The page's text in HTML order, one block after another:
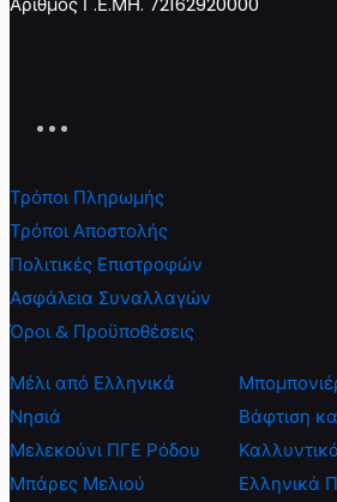
Τρόποι Πληρωμής
Τρόποι Αποστολής
Πολιτικές Επιστροφών
Ασφάλεια Συναλλαγών
Όροι & Προϋποθέσεις
Μέλι από Ελληνικά
Νησιά
Μελεκούνι ΠΓΕ Ρόδου
Μπάρες Μελιού
Βάφτιση
Ελληνικά